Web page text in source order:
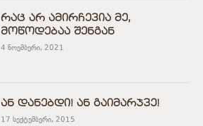
რაც არ ამირჩევია მე,
მოწოდებაა შენგან
4 ნოემბერი, 2021
ან დანებდი! ან გაიმარჯვე!
17 სექტემბერი, 2015